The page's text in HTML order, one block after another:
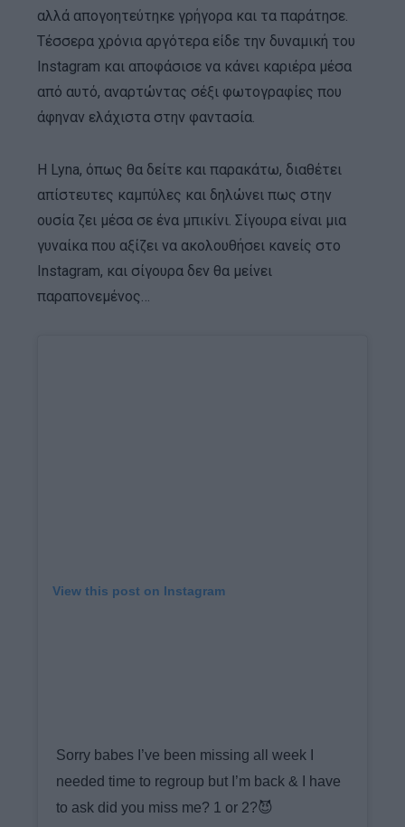
αλλά απογοητεύτηκε γρήγορα και τα παράτησε.
Τέσσερα χρόνια αργότερα είδε την δυναμική του
Instagram και αποφάσισε να κάνει καριέρα μέσα
από αυτό, αναρτώντας σέξι φωτογραφίες που
άφηναν ελάχιστα στην φαντασία.
Η Lyna, όπως θα δείτε και παρακάτω, διαθέτει
απίστευτες καμπύλες και δηλώνει πως στην
ουσία ζει μέσα σε ένα μπικίνι. Σίγουρα είναι μια
γυναίκα που αξίζει να ακολουθήσει κανείς στο
Instagram, και σίγουρα δεν θα μείνει
παραπονεμένος…
View this post on Instagram
Sorry babes I’ve been missing all week I
needed time to regroup but I’m back & I have
to ask did you miss me? 1 or 2?😈